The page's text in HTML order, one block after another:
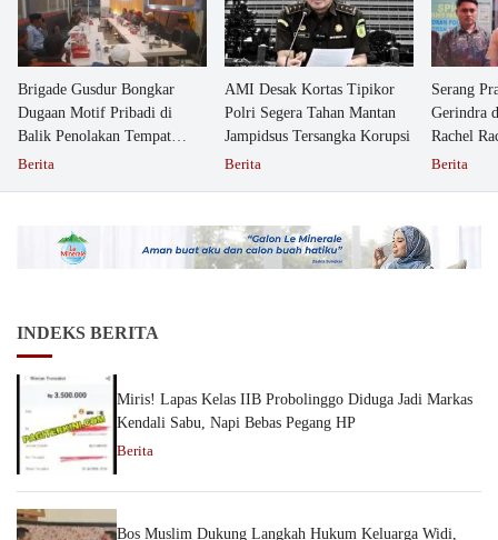
Brigade Gusdur Bongkar
Dugaan Motif Pribadi di
Balik Penolakan Tempat
Ibadah GKJW Bangil
Berita
AMI Desak Kortas Tipikor
Polri Segera Tahan Mantan
Jampidsus Tersangka Korupsi
Berita
Serang
Gerindra
Rachel
Berita
INDEKS BERITA
Miris! Lapas Kelas IIB Probolinggo Diduga Jadi Markas
Kendali Sabu, Napi Bebas Pegang HP
Berita
Bos Muslim Dukung Langkah Hukum Keluarga Widi,